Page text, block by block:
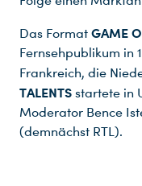
Das Format GAME
Fernsehpublikum in
Frankreich, die
TALENTS startete in
Moderator Bence
(demnächst RTL).